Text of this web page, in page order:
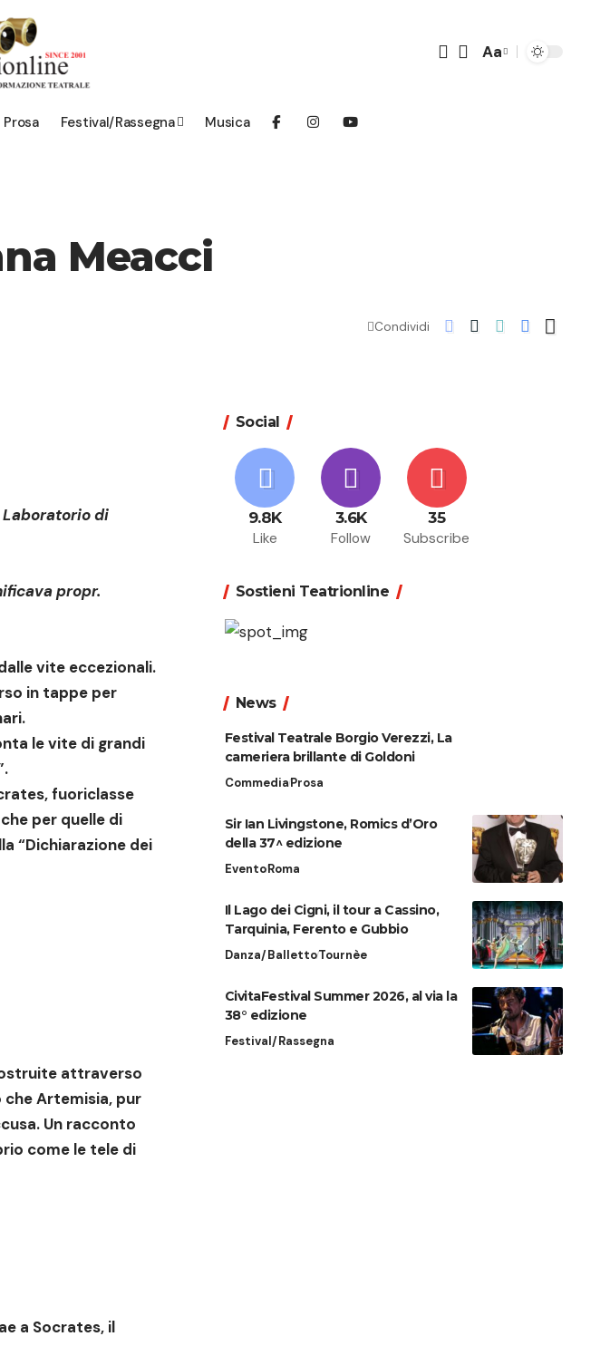
Font
Aa
Prosa Festival/Rassegna Musica
Meacci
Condividi
di
propr.
vite eccezionali.
in tappe per
le vite di grandi
fuoriclasse
per quelle di
“Dichiarazione dei
attraverso
Artemisia, pur
Un racconto
come le tele di
a Socrates, il
Social
9.8K
Like
3.6K
Follow
35
Subscribe
Sostieni Teatrionline
News
Festival Teatrale Borgio Verezzi, La
cameriera brillante di Goldoni
CommediaProsa
Sir Ian Livingstone, Romics d’Oro
della 37^ edizione
EventoRoma
Il Lago dei Cigni, il tour a Cassino,
Tarquinia, Ferento e Gubbio
Danza/BallettoTournèe
CivitaFestival Summer 2026, al via la
38° edizione
Festival/Rassegna